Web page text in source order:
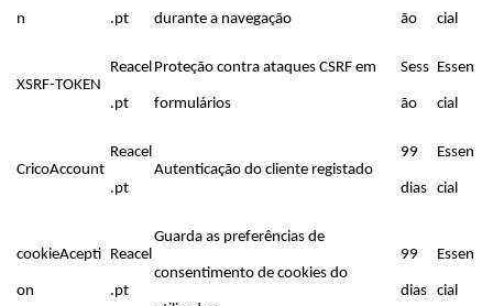
n .pt durante a navegação ão cial
XSRF-TOKEN
Reacel
.pt
Proteção contra ataques CSRF em
formulários
Sess
ão
Essen
cial
CricoAccount
Reacel
.pt
Autenticação do cliente registado
99
dias
Essen
cial
cookieAcepti
on
Reacel
.pt
Guarda as preferências de
consentimento de cookies do
99
dias
Essen
cial